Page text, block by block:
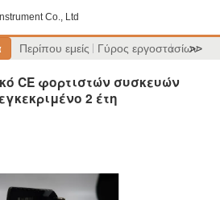
Co., Ltd
Περίπου εμείς Γύρος εργοστασίων
>>
CE φορτιστών συσκευών
2 έτη